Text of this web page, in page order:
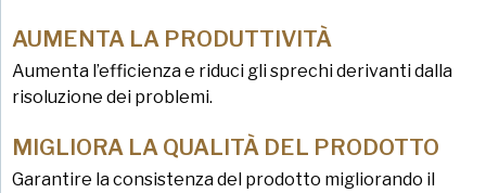
AUMENTA LA PRODUTTIVITÀ
Aumenta l’efficienza e riduci gli sprechi derivanti dalla
risoluzione dei problemi.
MIGLIORA LA QUALITÀ DEL PRODOTTO
Garantire la consistenza del prodotto migliorando il